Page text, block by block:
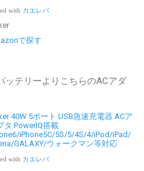
with カエレバ
で探す
ッテリーよりこちらのACアダ
40W 5ポート USB急速充電器 ACア
タ PowerIQ搭載
iPhone5C/5S/5/4S/4/iPod/iPad/
GALAXY/ウォークマン等対応
with カエレバ